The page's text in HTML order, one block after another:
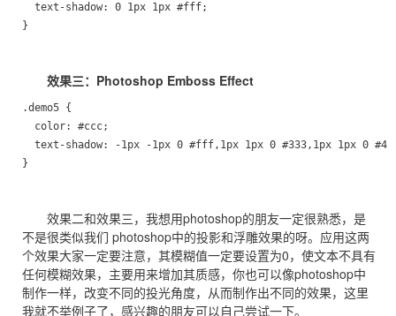
  text-shadow: 0 1px 1px #fff;
}
效果三：Photoshop Emboss Effect
.demo5 {
  color: #ccc;
text-shadow: -1px -1px 0 #fff,1px 1px 0 #333,1px 1px 0
}
效果二和效果三，我想用photoshop的朋友一定很熟悉，是
不是很类似我们 photoshop中的投影和浮雕效果的呀。应用这两
个效果大家一定要注意，其模糊值一定要设置为0，使文本不具有
任何模糊效果，主要用来增加其质感，你也可以像photoshop中
制作一样，改变不同的投光角度，从而制作出不同的效果，这里
我就不举例子了，感兴趣的朋友可以自己尝试一下。